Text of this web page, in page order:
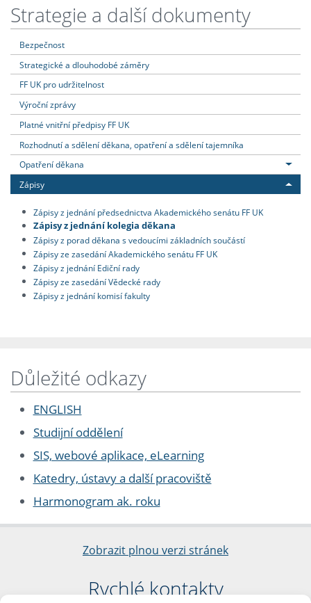
Strategie a další dokumenty
Bezpečnost
Strategické a dlouhodobé záměry
FF UK pro udržitelnost
Výroční zprávy
Platné vnitřní předpisy FF UK
Rozhodnutí a sdělení děkana, opatření a sdělení tajemníka
Opatření děkana
Zápisy
Zápisy z jednání předsednictva Akademického senátu FF UK
Zápisy z jednání kolegia děkana
Zápisy z porad děkana s vedoucími základních součástí
Zápisy ze zasedání Akademického senátu FF UK
Zápisy z jednání Ediční rady
Zápisy ze zasedání Vědecké rady
Zápisy z jednání komisí fakulty
Důležité odkazy
ENGLISH
Studijní oddělení
SIS, webové aplikace, eLearning
Katedry, ústavy a další pracoviště
Harmonogram ak. roku
Zobrazit plnou verzi stránek
Rychlé kontakty